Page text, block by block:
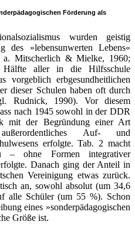
Förderung als
wurden geistig
des »lebensunwerten Lebens«
a. Mitscherlich & Mielke, 1960;
aller in die Hilfsschule
vorgeblich erbgesundheitlichen
dieser Schulen haben oft durch
Rudnick, 1990). Vor diesem
nach 1945 sowohl in der DDR
mit der Begründung einer Art
Auf- und
erfolgte. Tab. 2 macht
– ohne Formen integrativer
Danach ging der Anteil in
Vereinigung etwas zurück.
an, sowohl absolut (um 34,6
alle Schüler (um 55 %). Schon
eines »sonderpädagogischen
Größe ist.